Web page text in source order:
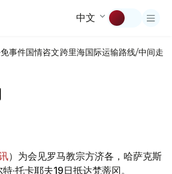
中文
事件国情咨文跨里海国际运输路线/中间走廊
）为会见罗马教宗方济各，哈萨克斯
·托卡耶夫19日抵达梵蒂冈。